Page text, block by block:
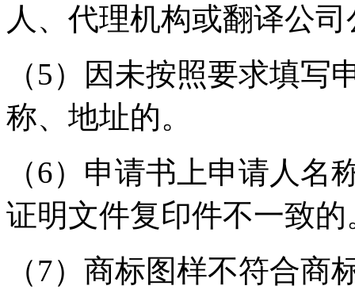
人、代理机构或翻译公
（5）因未按照要求填
称、地址的。
（6）申请书上申请人
证明文件复印件不一致的
（7）商标图样不符合